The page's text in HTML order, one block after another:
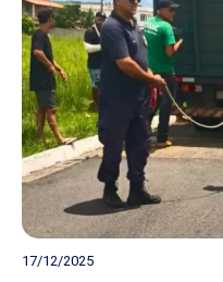
17/12/2025